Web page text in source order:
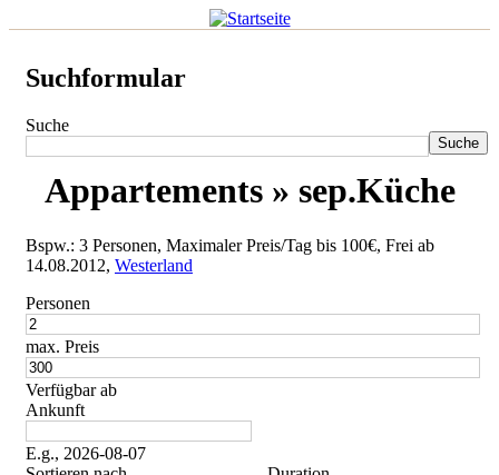
Suchformular
Suche
Appartements » sep.Küche
Bspw.: 3 Personen, Maximaler Preis/Tag bis 100€, Frei ab
14.08.2012, Westerland
Personen
max. Preis
Verfügbar ab
Ankunft
E.g., 2026-08-07